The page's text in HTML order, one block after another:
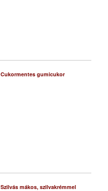
Cukormentes gumicukor
Szilvás mákos, szilvakrémmel